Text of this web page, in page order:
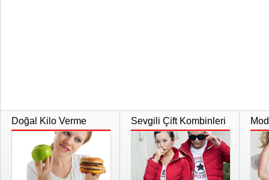
Doğal Kilo Verme Sevgili Çift Kombinleri